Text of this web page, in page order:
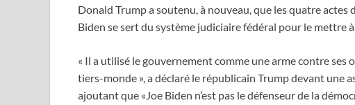
Donald Trump a soutenu, à nouveau, que les quatre
Biden se sert du système judiciaire fédéral pour le mettre à
« Il a utilisé le gouvernement comme une arme contre
tiers-monde », a déclaré le républicain Trump devant une
ajoutant que «Joe Biden n’est pas le défenseur de la